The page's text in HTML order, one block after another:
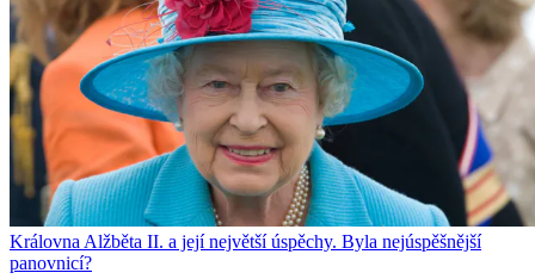
Královna Alžběta II. a její největší úspěchy. Byla nejúspěšnější
panovnicí?